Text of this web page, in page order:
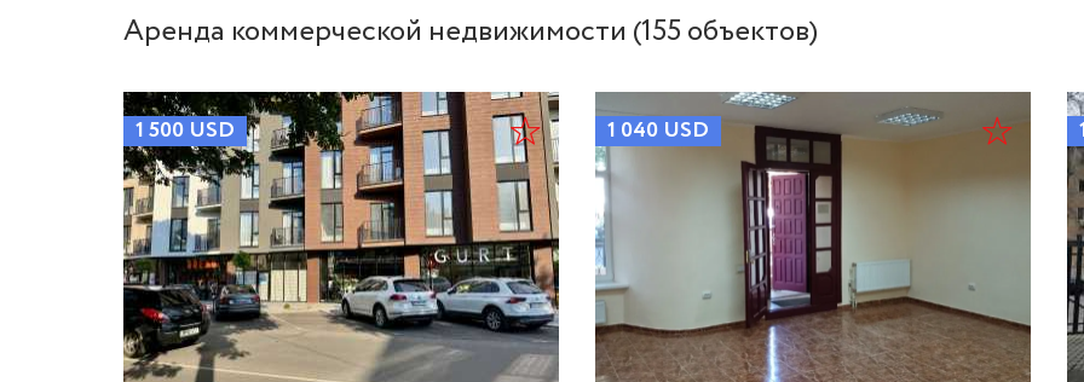
Аренда коммерческой недвижимости (155 объектов)
1 500 USD 1 040 USD